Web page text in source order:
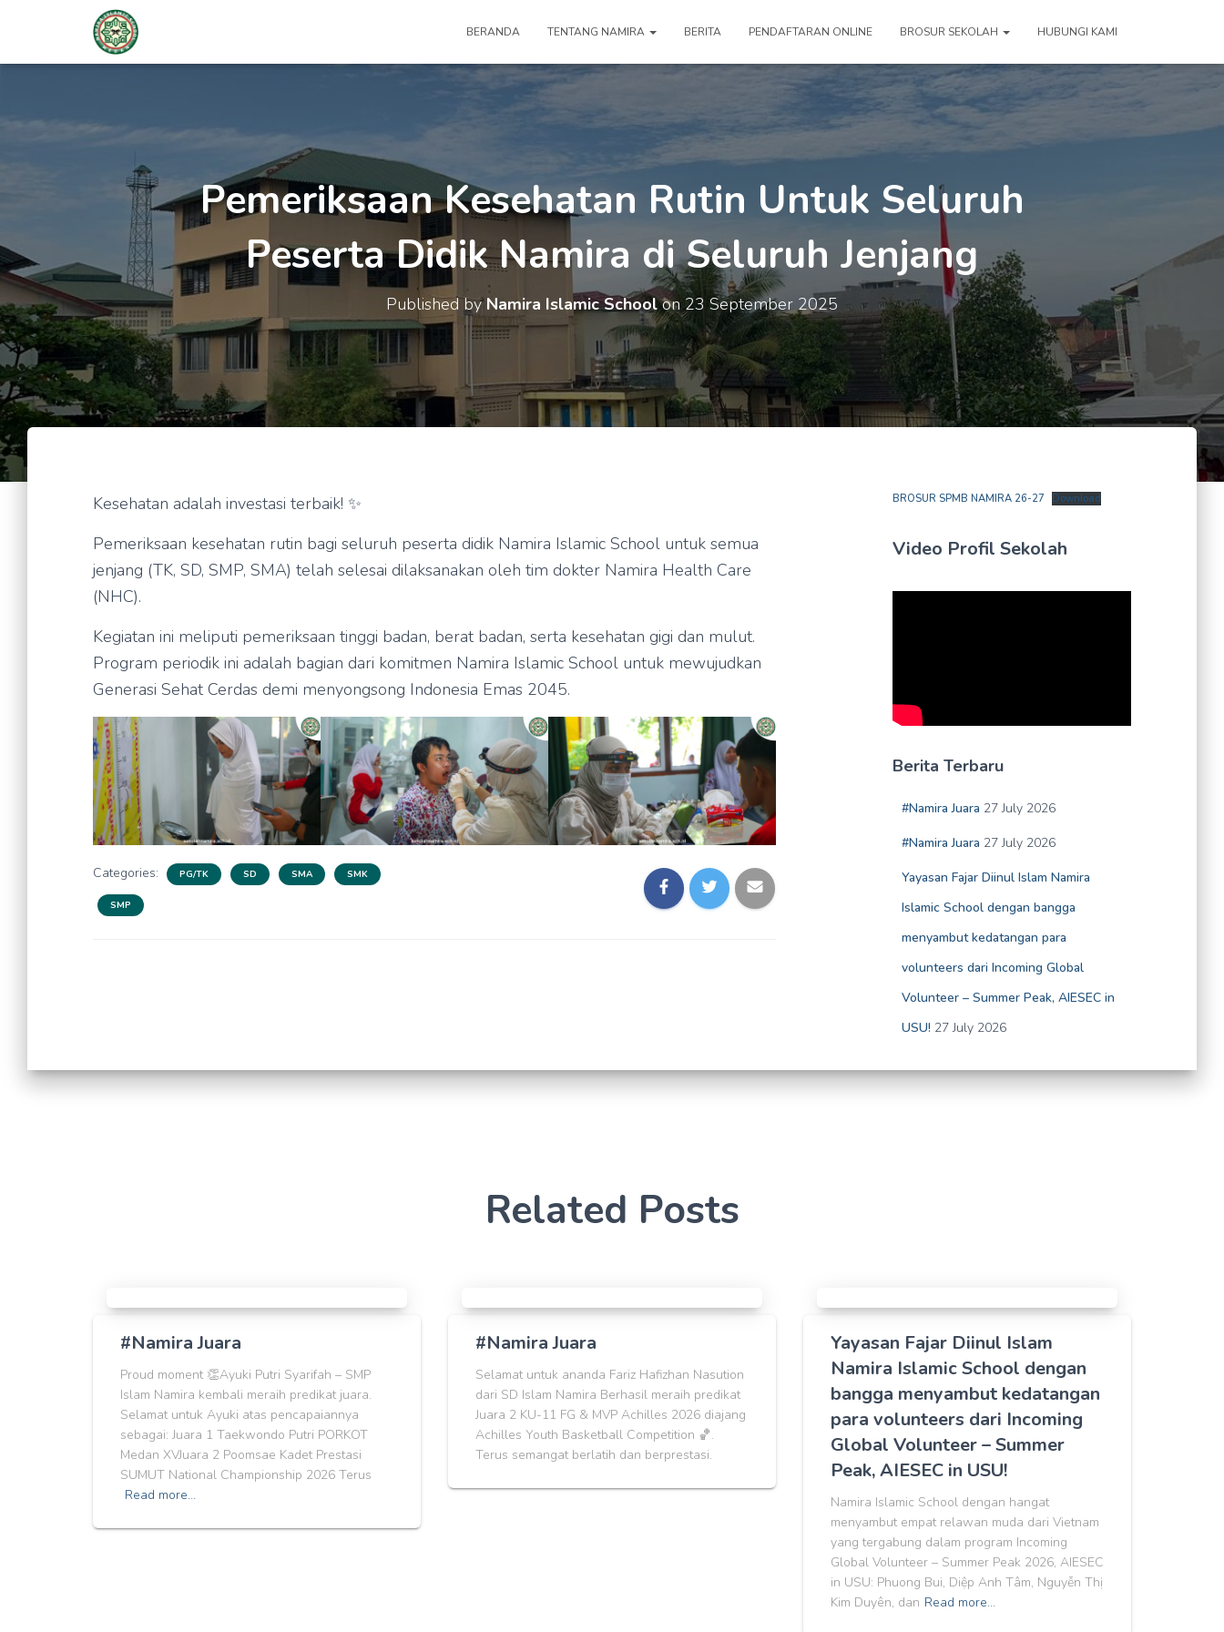
BERANDA TENTANG NAMIRA BERITA PENDAFTARAN ONLINE BROSUR SEKOLAH HUBUNGI KAMI
Pemeriksaan Kesehatan Rutin Untuk Seluruh
Peserta Didik Namira di Seluruh Jenjang
Published byNamira Islamic Schoolon23 September 2025
Kesehatan adalah investasi terbaik! ✨
Pemeriksaan kesehatan rutin bagi seluruh peserta didik Namira Islamic School untuk semua
jenjang (TK, SD, SMP, SMA) telah selesai dilaksanakan oleh tim dokter Namira Health Care
(NHC).
Kegiatan ini meliputi pemeriksaan tinggi badan, berat badan, serta kesehatan gigi dan mulut.
Program periodik ini adalah bagian dari komitmen Namira Islamic School untuk mewujudkan
Generasi Sehat Cerdas demi menyongsong Indonesia Emas 2045.
Categories: PG/TK SD SMA SMK
SMP
BROSUR SPMB NAMIRA 26-27 Download
Video Profil Sekolah
Berita Terbaru
#Namira Juara 27 July 2026
#Namira Juara 27 July 2026
Yayasan Fajar Diinul Islam Namira
Islamic School dengan bangga
menyambut kedatangan para
volunteers dari Incoming Global
Volunteer – Summer Peak, AIESEC in
USU! 27 July 2026
Related Posts
#Namira Juara
Proud moment 👏Ayuki Putri Syarifah – SMP
Islam Namira kembali meraih predikat juara.
Selamat untuk Ayuki atas pencapaiannya
sebagai: Juara 1 Taekwondo Putri PORKOT
Medan XVJuara 2 Poomsae Kadet Prestasi
SUMUT National Championship 2026 Terus
Read more…
#Namira Juara
Selamat untuk ananda Fariz Hafizhan Nasution
dari SD Islam Namira Berhasil meraih predikat
Juara 2 KU-11 FG & MVP Achilles 2026 diajang
Achilles Youth Basketball Competition 🏀.
Terus semangat berlatih dan berprestasi.
Yayasan Fajar Diinul Islam
Namira Islamic School dengan
bangga menyambut kedatangan
para volunteers dari Incoming
Global Volunteer – Summer
Peak, AIESEC in USU!
Namira Islamic School dengan hangat
menyambut empat relawan muda dari Vietnam
yang tergabung dalam program Incoming
Global Volunteer – Summer Peak 2026, AIESEC
in USU: Phuong Bui, Diệp Anh Tâm, Nguyễn Thị
Kim Duyên, dan Read more…